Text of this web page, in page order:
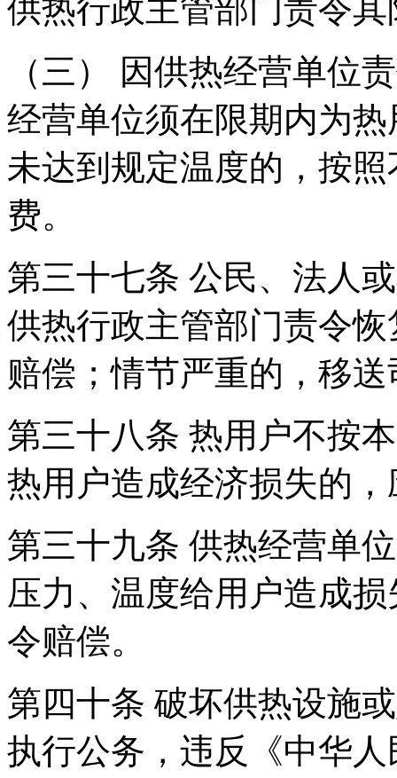
供热行政主管部门责令
（三） 因供热经营单位
经营单位须在限期内为
未达到规定温度的，按
费。
第三十七条 公民、法人
供热行政主管部门责令
赔偿；情节严重的，移
第三十八条 热用户不按
热用户造成经济损失的
第三十九条 供热经营单
压力、温度给用户造成
令赔偿。
第四十条 破坏供热设施
执行公务，违反《中华